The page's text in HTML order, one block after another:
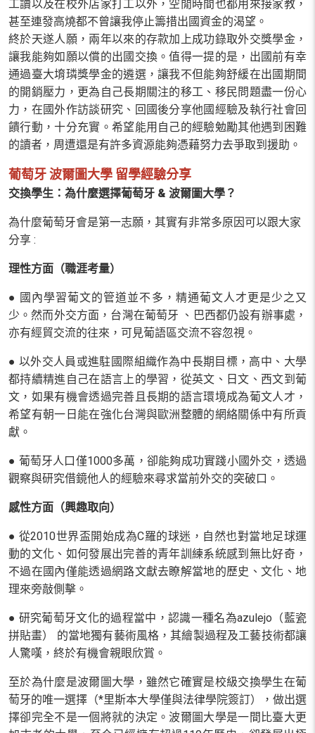
工讀以及在校外店家打工以外，空閒時間也都用來接家教，
甚至連發高燒都不曾讓我停止籌措出國資金的渴望。
終於天遂人願，兩年以來的存款加上成功錄取外交獎學金，
讓我能夠如願以償的出國交換。值得一提的是，出國前有幸
通過臺大堉璘獎學金的遴選，讓我不但能夠舒緩在出國期間
的開銷壓力，更為自己長期關注的移工、移民問題盡一份心
力，在國外作訪談研究、回國後分享他國經驗及執行社會回
饋行動，十分充實。希望能用自己的經驗勉勵其他遇到困難
的讀者，周遭還是有許多資源能夠憑藉努力去爭取到援助。
葡萄牙 波爾圖大學 留學經驗分享
交換學生：為什麼選擇葡萄牙 & 波爾圖大學？
為什麼葡萄牙會是第一志願，其實有非常多原因可以跟大家
分享 :
理性方面（職涯考量）
● 國內學習葡文的管道並不多，精通葡文人才更是少之又
少。然而外交方面，台灣在葡萄牙 、巴西都仍設有辦事處，
亦有經貿交流的往來，可見葡語區交流不容忽視。
● 以外交人員或進駐國際組織作為中長期目標，高中、大學
都持續精進自己在語言上的學習，從英文、日文、西文到葡
文，如果有機會透過完善且長期的語言環境成為葡文人才，
希望有朝一日能在強化台灣與歐洲整體的網絡關係中有所貢
獻。
● 葡萄牙人口僅1000多萬，卻能夠成功實踐小國外交，透過
觀察與研究借鏡他人的經驗來尋求當前外交的突破口。
感性方面（興趣取向）
● 從2010世界盃開始成為C羅的球迷，自然也對當地足球運
動的文化、如何發展出完善的青年訓練系統感到無比好奇，
不過在國內僅能透過網路文獻去瞭解當地的歷史、文化、地
理來旁敲側擊。
● 研究葡萄牙文化的過程當中，認識一種名為azulejo（藍瓷
拼貼畫） 的當地獨有藝術風格，其繪製過程及工藝技術都讓
人驚嘆，終於有機會親眼欣賞。
至於為什麼是波爾圖大學，雖然它確實是校級交換學生在葡
萄牙的唯一選擇（*里斯本大學僅與法律學院簽訂），做出選
擇卻完全不是一個將就的決定。波爾圖大學是一間比臺大更